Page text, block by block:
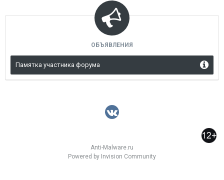
ОБЪЯВЛЕНИЯ
Памятка участника форума
Anti-Malware.ru
Powered by Invision Community